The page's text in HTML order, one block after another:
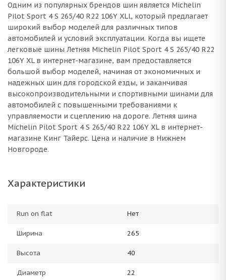
Одним из популярных брендов шин является Michelin
Pilot Sport 4 S 265/40 R22 106Y XLl, который предлагает
широкий выбор моделей для различных типов
автомобилей и условий эксплуатации. Когда вы ищете
легковые шины Летняя Michelin Pilot Sport 4 S 265/40 R22
106Y XL в интернет-магазине, вам предоставляется
большой выбор моделей, начиная от экономичных и
надежных шин для городской езды, и заканчивая
высокопроизводительными и спортивными шинами для
автомобилей с повышенными требованиями к
управляемости и сцеплению на дороге. Летняя шина
Michelin Pilot Sport 4 S 265/40 R22 106Y XL в интернет-
магазине Кинг Тайерс. Цена и наличие в Нижнем
Новгороде.
Характеристики
Run on flat Нет
Ширина 265
Высота 40
Диаметр 22